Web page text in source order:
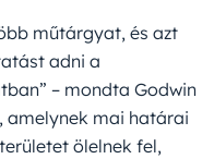
műtárgyat, és azt
adni a
– mondta Godwin
amelynek mai határai
ölelnek fel,